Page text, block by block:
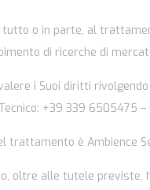
tutto o in parte, al
di ricerche di
i Suoi diritti
+39 339 6505475
trattamento è Ambience
oltre alle tutele previste,